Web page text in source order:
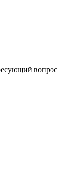
вопрос